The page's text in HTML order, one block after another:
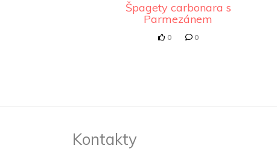
Špagety carbonara s
Parmezánem
0 0
Kontakty